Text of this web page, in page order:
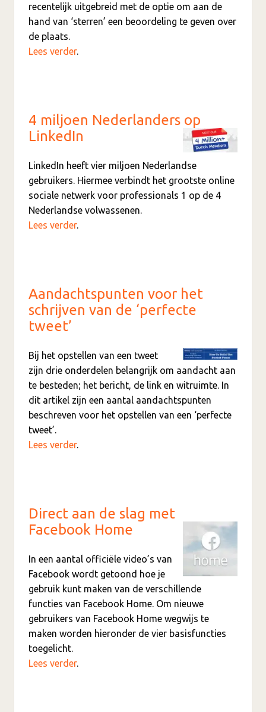
recentelijk uitgebreid met de optie om aan de
hand van ‘sterren’ een beoordeling te geven over
de plaats.
Lees verder.
4 miljoen Nederlanders op
LinkedIn
LinkedIn heeft vier miljoen Nederlandse
gebruikers. Hiermee verbindt het grootste online
sociale netwerk voor professionals 1 op de 4
Nederlandse volwassenen.
Lees verder.
Aandachtspunten voor het
schrijven van de ‘perfecte
tweet’
Bij het opstellen van een tweet
zijn drie onderdelen belangrijk om aandacht aan
te besteden; het bericht, de link en witruimte. In
dit artikel zijn een aantal aandachtspunten
beschreven voor het opstellen van een ‘perfecte
tweet’.
Lees verder.
Direct aan de slag met
Facebook Home
In een aantal officiële video’s van
Facebook wordt getoond hoe je
gebruik kunt maken van de verschillende
functies van Facebook Home. Om nieuwe
gebruikers van Facebook Home wegwijs te
maken worden hieronder de vier basisfuncties
toegelicht.
Lees verder.